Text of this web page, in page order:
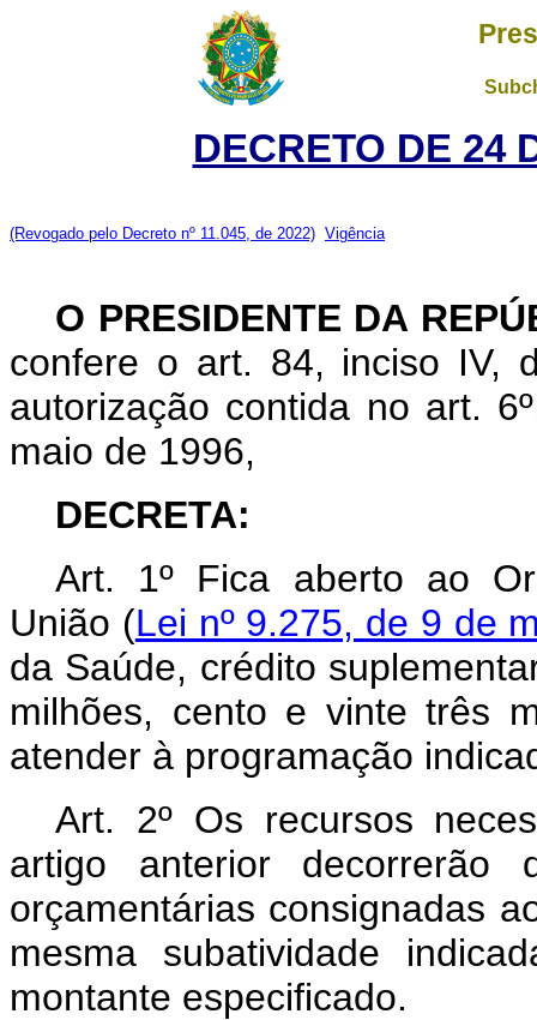
DECRETO DE 24
(Revogado pelo Decreto nº 11.045, de 2022) Vigência
O PRESIDENTE DA
confere o art. 84, inciso IV,
autorização contida no art.
maio de 1996,
DECRETA:
Art. 1º Fica aberto ao
União (Lei nº 9.275, de 9 de
da Saúde, crédito
milhões, cento e vinte três
atender à programação
Art. 2º Os recursos
artigo anterior decorrerão
orçamentárias consignadas
mesma subatividade
montante especificado.